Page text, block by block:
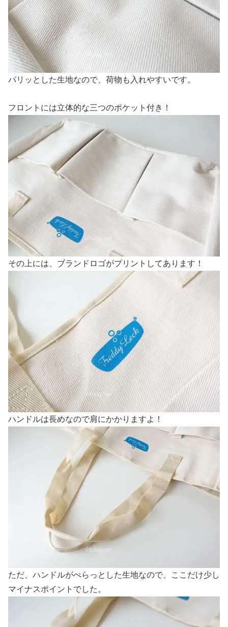
パリッとした生地なので、荷物も入れやすいです。
フロントには立体的な三つのポケット付き！
その上には、ブランドロゴがプリントしてあります！
ハンドルは長めなので肩にかかりますよ！
ただ、ハンドルがぺらっとした生地なので、ここだけ少し
マイナスポイントでした。